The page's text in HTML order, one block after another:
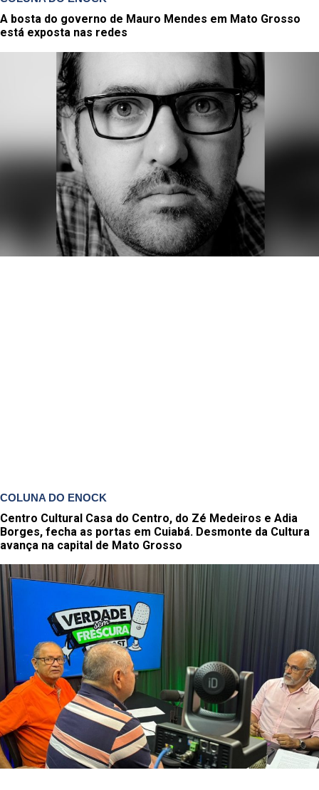
A bosta do governo de Mauro Mendes em Mato Grosso
está exposta nas redes
COLUNA DO ENOCK
Centro Cultural Casa do Centro, do Zé Medeiros e Adia
Borges, fecha as portas em Cuiabá. Desmonte da Cultura
avança na capital de Mato Grosso